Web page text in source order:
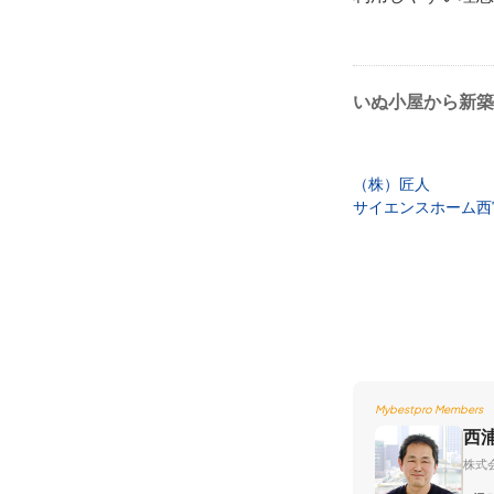
いぬ小屋から新
（株）匠人
サイエンスホーム
Mybestpro Members
西
株式